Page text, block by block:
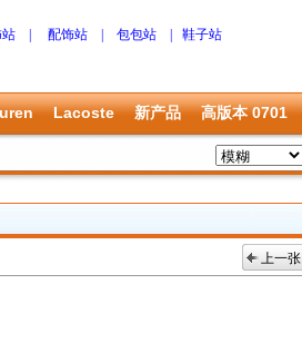
站 配饰站 包包站 鞋子站
Lacoste 新产品 高版本 0701
上一张